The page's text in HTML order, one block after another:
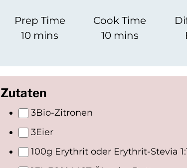
Prep Time
10 mins
Cook Time
10 mins
Zutaten
3Bio-Zitronen
3Eier
100g Erythrit oder Erythrit-Stevia